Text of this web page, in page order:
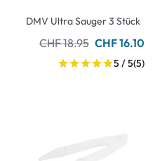
DMV Ultra Sauger 3 Stück
CHF 18.95 CHF 16.10
5 / 5(5)